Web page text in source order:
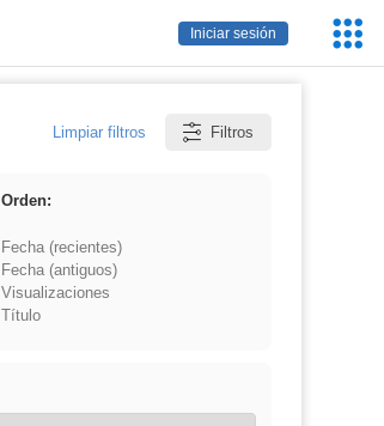
Iniciar sesión
Limpiar filtros Filtros
Orden:
Fecha (recientes)
Fecha (antiguos)
Visualizaciones
Título